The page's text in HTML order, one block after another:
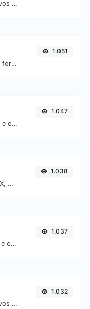
Converta facilmente arquivos de imagem JPG para PNG.
Generate a SHA-512 hash for any string input.
1.051
Converta texto para ASCII e o contrário para qualquer entrada de string.
1.047
Find A, AAAA, CNAME, MX, NS, TXT, SOA DNS records of a host.
1.038
Converta texto para octal e o contrário para qualquer entrada de string.
1.037
Converta facilmente arquivos de imagem ICO para BMP.
1.032